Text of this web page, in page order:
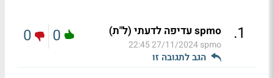
1
. spmo עדיפה לדעתי (ל"ת)
spmo
27/11/2024 22:45
הגב לתגובה זו
0
0